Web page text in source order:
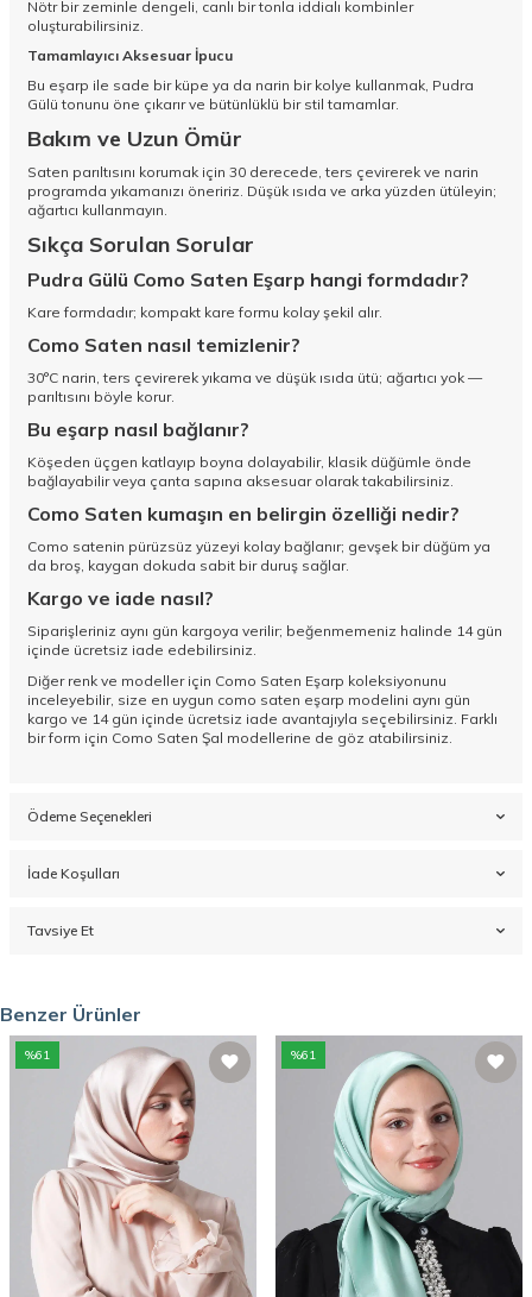
Nötr bir zeminle dengeli, canlı bir tonla iddialı kombinler
oluşturabilirsiniz.
Tamamlayıcı Aksesuar İpucu
Bu eşarp ile sade bir küpe ya da narin bir kolye kullanmak, Pudra
Gülü tonunu öne çıkarır ve bütünlüklü bir stil tamamlar.
Bakım ve Uzun Ömür
Saten parıltısını korumak için 30 derecede, ters çevirerek ve narin
programda yıkamanızı öneririz. Düşük ısıda ve arka yüzden ütüleyin;
ağartıcı kullanmayın.
Sıkça Sorulan Sorular
Pudra Gülü Como Saten Eşarp hangi formdadır?
Kare formdadır; kompakt kare formu kolay şekil alır.
Como Saten nasıl temizlenir?
30°C narin, ters çevirerek yıkama ve düşük ısıda ütü; ağartıcı yok —
parıltısını böyle korur.
Bu eşarp nasıl bağlanır?
Köşeden üçgen katlayıp boyna dolayabilir, klasik düğümle önde
bağlayabilir veya çanta sapına aksesuar olarak takabilirsiniz.
Como Saten kumaşın en belirgin özelliği nedir?
Como satenin pürüzsüz yüzeyi kolay bağlanır; gevşek bir düğüm ya
da broş, kaygan dokuda sabit bir duruş sağlar.
Kargo ve iade nasıl?
Siparişleriniz aynı gün kargoya verilir; beğenmemeniz halinde 14 gün
içinde ücretsiz iade edebilirsiniz.
Diğer renk ve modeller için Como Saten Eşarp koleksiyonunu
inceleyebilir, size en uygun como saten eşarp modelini aynı gün
kargo ve 14 gün içinde ücretsiz iade avantajıyla seçebilirsiniz. Farklı
bir form için Como Saten Şal modellerine de göz atabilirsiniz.
Ödeme Seçenekleri
İade Koşulları
Tavsiye Et
Benzer Ürünler
%61 %61